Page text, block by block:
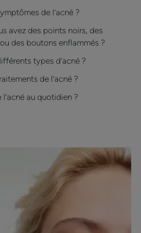
de l’acné ?
avez des points noirs, des
des boutons enflammés ?
types d’acné ?
de l’acné ?
au quotidien ?